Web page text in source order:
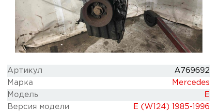
Артикул
A769692
Марка
Mercedes
Модель
E
Версия модели
E (W124) 1985-1996